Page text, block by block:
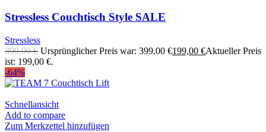
Stressless Couchtisch Style SALE
Stressless
399,00€ Ursprünglicher Preis war: 399,00 €199,00 €Aktueller Preis
ist: 199,00 €.
-64%
Schnellansicht
Add to compare
Zum Merkzettel hinzufügen